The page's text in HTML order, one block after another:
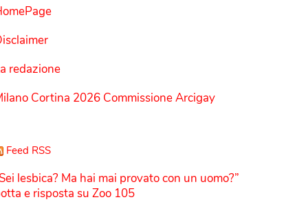
redazione
Cortina 2026 Commissione Arcigay
Feed RSS
lesbica? Ma hai mai provato con un uomo?”
e risposta su Zoo 105